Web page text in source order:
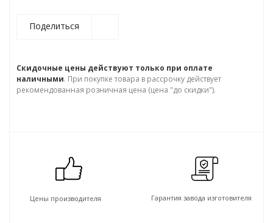
Поделиться
Скидочные цены действуют только при оплате
наличными. При покупке товара в рассрочку действует
рекомендованная розничная цена (цена "до скидки").
Цены производителя Гарантия завода изготовителя